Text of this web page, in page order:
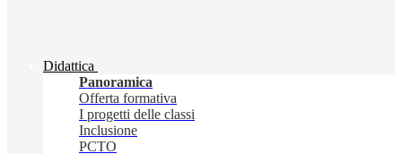
Didattica
Panoramica
Offerta formativa
I progetti delle classi
Inclusione
PCTO